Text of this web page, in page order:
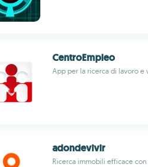
CentroEmpleo
App per la ricerca di lavoro e
adondevivir
Ricerca immobili efficace